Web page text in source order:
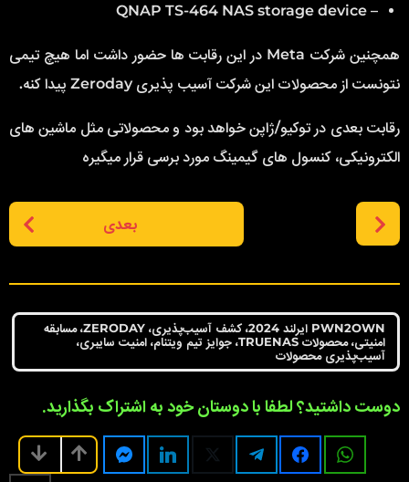
– QNAP TS-464 NAS storage device
همچنین شرکت Meta در این رقابت ها حضور داشت اما هیچ تیمی
نتونست از محصولات این شرکت آسیب پذیری Zeroday پیدا کنه.
رقابت بعدی در توکیو/ژاپن خواهد بود و محصولاتی مثل ماشین های
الکترونیکی، کنسول های گیمینگ مورد برسی قرار میگیره
P
o
t
P
i
n
بعدی
PWN2OWN ایرلند 2024، کشف آسیب‌پذیری، ZERODAY، مسابقه
امنیتی، محصولات TRUENAS، جوایز تیم ویتنام، امنیت سایبری،
آسیب‌پذیری محصولات
دوست داشتید؟ لطفا با دوستان خود به اشتراک بگذارید.